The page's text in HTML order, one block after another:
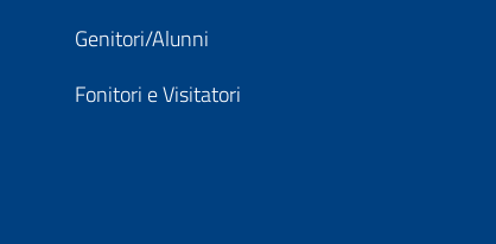
Genitori/Alunni
Fonitori e Visitatori